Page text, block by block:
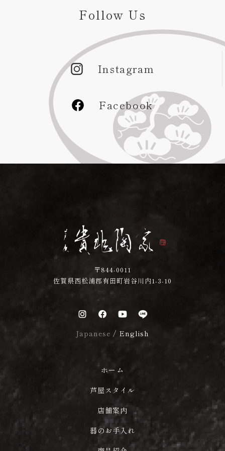
Follow Us
Instagram
Facebook
〒844-0011
佐賀県西松浦郡有田町岩谷川内1-3-10
Japanese / English
ホーム
芦屋スタイル
店舗案内
器のお手入れ